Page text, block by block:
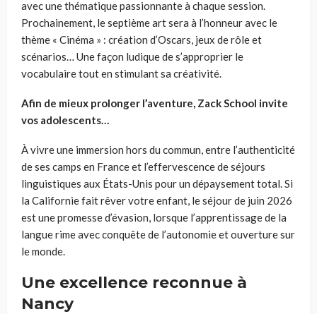
avec une thématique passionnante à chaque session.
Prochainement, le septième art sera à l’honneur avec le
thème « Cinéma » : création d’Oscars, jeux de rôle et
scénarios… Une façon ludique de s’approprier le
vocabulaire tout en stimulant sa créativité.
Afin de mieux prolonger l’aventure, Zack School invite
vos adolescents…
À vivre une immersion hors du commun, entre l’authenticité
de ses camps en France et l’effervescence de séjours
linguistiques aux États-Unis pour un dépaysement total. Si
la Californie fait rêver votre enfant, le séjour de juin 2026
est une promesse d’évasion, lorsque l’apprentissage de la
langue rime avec conquête de l’autonomie et ouverture sur
le monde.
Une excellence reconnue à
Nancy